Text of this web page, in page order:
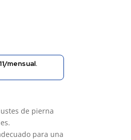
mensual.
de pierna
para una